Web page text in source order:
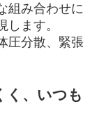
組み合わせに
ます。
圧分散、緊張
く、いつも